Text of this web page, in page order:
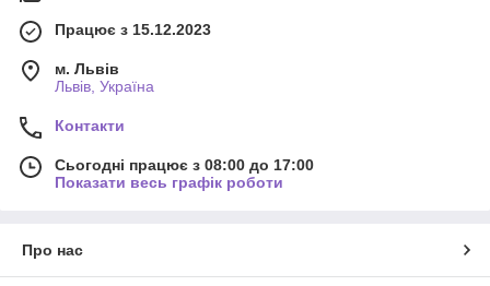
Працює з 15.12.2023
м. Львів
Львів, Україна
Контакти
Сьогодні працює з 08:00 до 17:00
Показати весь графік роботи
Про нас